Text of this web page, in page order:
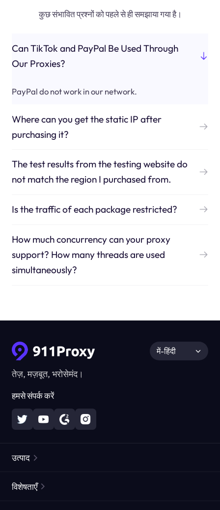
कुछ संभावित प्रश्नों को पहले से ही समझाया गया है।
Can TikTok and PayPal Be Used Through
Our Proxies?
PayPal do not work in our network.
Where can you get the static IP after
purchasing it?
The test results from the testing website do
not match the region I purchased from.
Is the traffic of each package restricted?
How much concurrency can your proxy
support? How many threads are used
simultaneously?
तेज़, मज़बूत, भरोसेमंद।
हमसे संपर्क करें
में-हिंदी
उत्पाद
विशेषताएँ